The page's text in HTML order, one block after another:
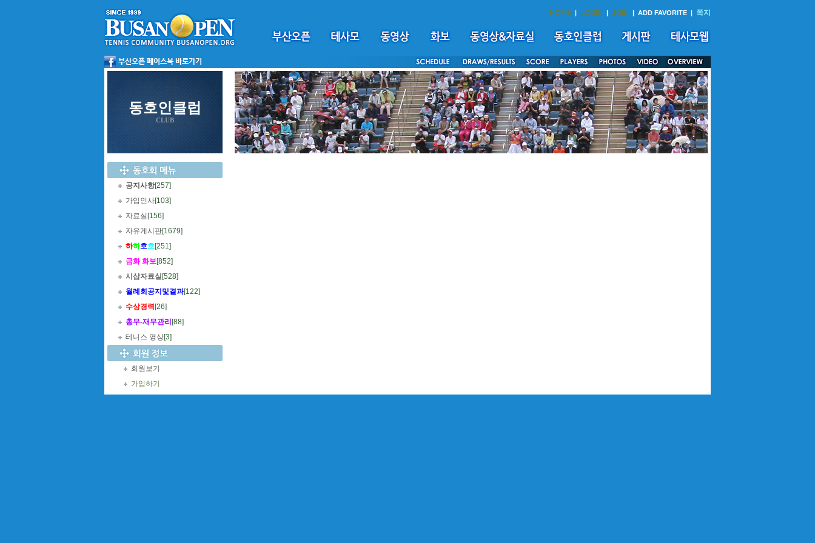
HOME | LOGIN | JOIN | ADD FAVORITE | 쪽지
동호인클럽
CLUB
공지사항[257]
가입인사[103]
자료실 [156]
자유게시판[1679]
하하호호[251]
금화 화보[852]
시삽자료실 [528]
월례회공지및결과[122]
수상경력 [26]
총무-재무관리 [88]
테니스 영상[3]
회원보기
가입하기